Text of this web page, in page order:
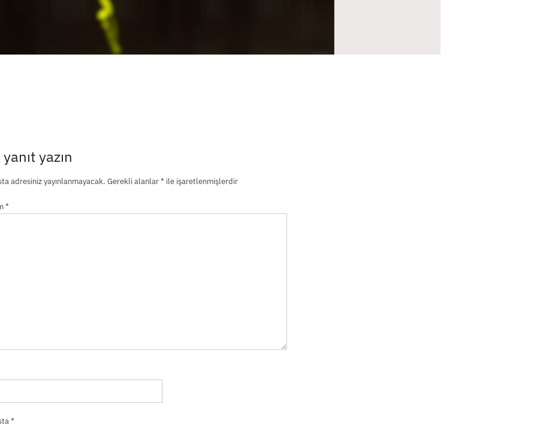
yazın
adresiniz yayınlanmayacak. Gerekli alanlar*ile işaretlenmişlerdir
*
*